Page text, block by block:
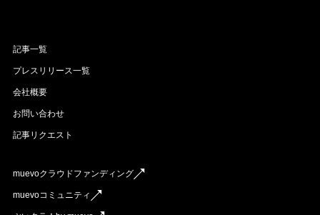
記事一覧
プレスリリース一覧
会社概要
お問い合わせ
記事リクエスト
muevoクラウドファンディング
muevoコミュニティ